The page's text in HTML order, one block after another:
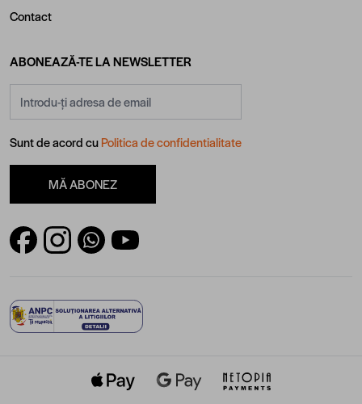
Contact
ABONEAZĂ-TE LA NEWSLETTER
Sunt de acord cuPolitica de confidentialitate
MĂ ABONEZ